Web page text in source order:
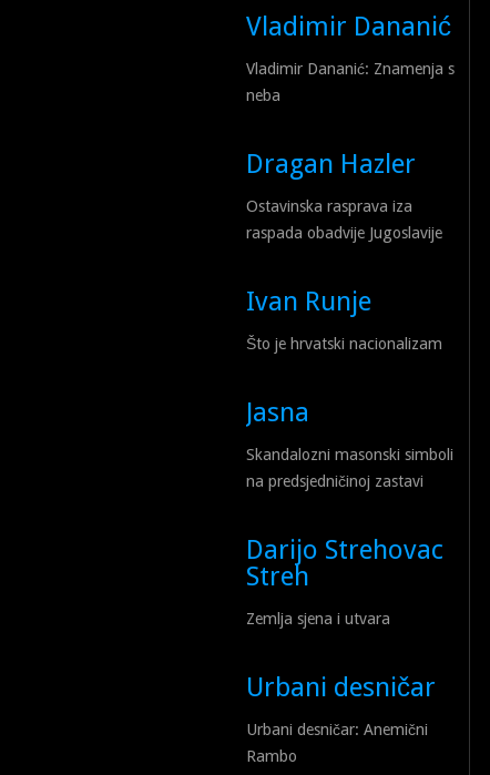
Vladimir Dananić
Vladimir Dananić: Znamenja s
neba
Dragan Hazler
Ostavinska rasprava iza
raspada obadvije Jugoslavije
Ivan Runje
Što je hrvatski nacionalizam
Jasna
Skandalozni masonski simboli
na predsjedničinoj zastavi
Darijo Strehovac
Streh
Zemlja sjena i utvara
Urbani desničar
Urbani desničar: Anemični
Rambo